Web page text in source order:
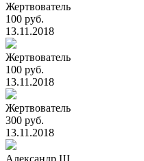
Жертвователь
100 руб.
13.11.2018
Жертвователь
100 руб.
13.11.2018
Жертвователь
300 руб.
13.11.2018
Александр Ш.